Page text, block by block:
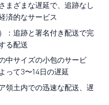
まざまな遅延で、追跡なし
済的なサービス
： 追跡と署名付き配送で完
る配送
中サイズの小包のサービ
って3〜14日の遅延
領土内での迅速な配送、遅